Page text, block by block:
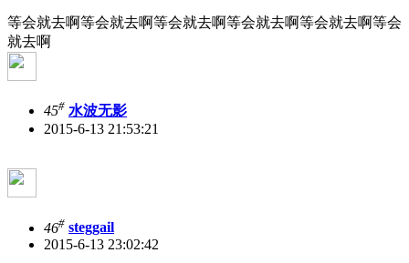
等会就去啊等会就去啊等会就去啊等会就去啊等会就去啊等会
就去啊
45# 水波无影
2015-6-13 21:53:21
46# steggail
2015-6-13 23:02:42